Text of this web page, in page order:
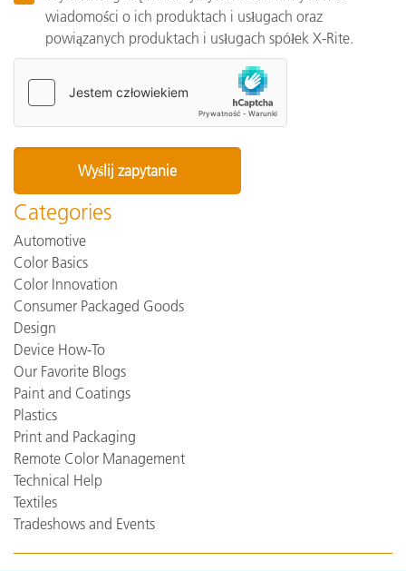
wiadomości o ich produktach i usługach oraz
powiązanych produktach i usługach spółek X-Rite.
Categories
Automotive
Color Basics
Color Innovation
Consumer Packaged Goods
Design
Device How-To
Our Favorite Blogs
Paint and Coatings
Plastics
Print and Packaging
Remote Color Management
Technical Help
Textiles
Tradeshows and Events